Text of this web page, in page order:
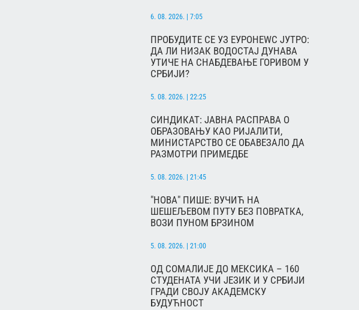
6. 08. 2026. | 7:05
ПРОБУДИТЕ СЕ УЗ ЕУРОНЕWС ЈУТРО:
ДА ЛИ НИЗАК ВОДОСТАЈ ДУНАВА
УТИЧЕ НА СНАБДЕВАЊЕ ГОРИВОМ У
СРБИЈИ?
5. 08. 2026. | 22:25
СИНДИКАТ: ЈАВНА РАСПРАВА О
ОБРАЗОВАЊУ КАО РИЈАЛИТИ,
МИНИСТАРСТВО СЕ ОБАВЕЗАЛО ДА
РАЗМОТРИ ПРИМЕДБЕ
5. 08. 2026. | 21:45
"НОВА" ПИШЕ: ВУЧИЋ НА
ШЕШЕЉЕВОМ ПУТУ БЕЗ ПОВРАТКА,
ВОЗИ ПУНОМ БРЗИНОМ
5. 08. 2026. | 21:00
ОД СОМАЛИЈЕ ДО МЕКСИКА – 160
СТУДЕНАТА УЧИ ЈЕЗИК И У СРБИЈИ
ГРАДИ СВОЈУ АКАДЕМСКУ
БУДУЋНОСТ